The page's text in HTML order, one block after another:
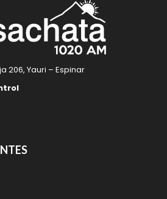
206, Yauri – Espinar